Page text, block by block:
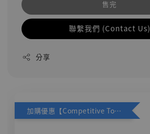
售完
聯繫我們 (Contact Us)
分享
加購優惠【Competitive Toys 梅西 [CM001]】